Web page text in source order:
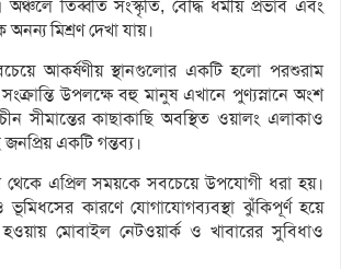
তিব্বতি সংস্কৃতি, বৌদ্ধ ধর্মীয় প্রভাব এবং
মিশ্রণ দেখা যায়।
আকর্ষণীয় স্থানগুলোর একটি হলো পরশুরাম
উপলক্ষে বহু মানুষ এখানে পুণ্যস্নানে অংশ
সীমান্তের কাছাকাছি অবস্থিত ওয়ালং এলাকাও
জনপ্রিয় একটি গন্তব্য।
থেকে এপ্রিল সময়কে সবচেয়ে উপযোগী ধরা হয়।
ভূমিধসের কারণে যোগাযোগব্যবস্থা ঝুঁকিপূর্ণ হয়ে
মোবাইল নেটওয়ার্ক ও খাবারের সুবিধাও